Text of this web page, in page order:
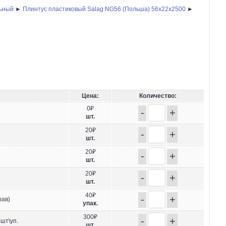
► Плинтус пластиковый Salag NG56 (Польша) 56х22x2500 ►
Цена:
Количество:
0₽
шт.
- +
20₽
шт.
- +
20₽
шт.
- +
20₽
шт.
- +
40₽
упак.
- +
300₽
- +